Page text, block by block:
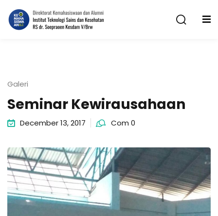
content
Galeri
Seminar Kewirausahaan
December 13, 2017 Com 0